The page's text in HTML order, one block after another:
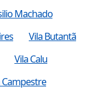
Machado
Vila Butantã
Vila Calu
Campestre